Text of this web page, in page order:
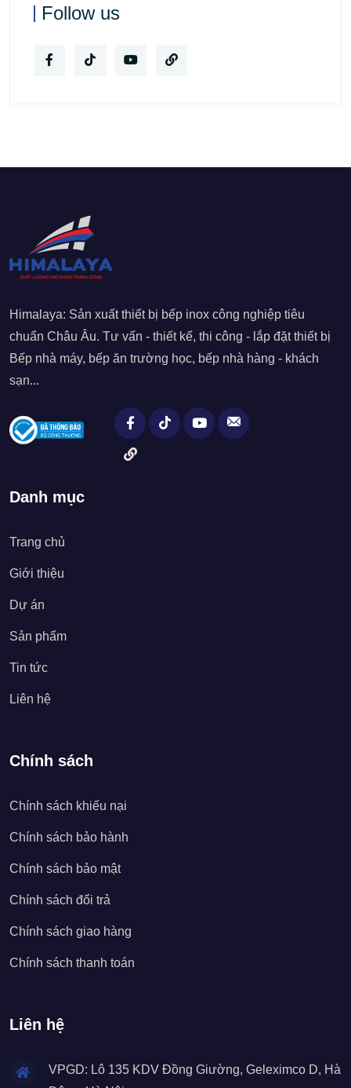
Follow us
Himalaya: Sản xuất thiết bị bếp inox công nghiệp tiêu
chuẩn Châu Âu. Tư vấn - thiết kế, thi công - lắp đặt thiết bị
Bếp nhà máy, bếp ăn trường học, bếp nhà hàng - khách
sạn...
Danh mục
Trang chủ
Giới thiệu
Dự án
Sản phẩm
Tin tức
Liên hệ
Chính sách
Chính sách khiếu nại
Chính sách bảo hành
Chính sách bảo mật
Chính sách đổi trả
Chính sách giao hàng
Chính sách thanh toán
Liên hệ
VPGD: Lô 135 KDV Đồng Giường, Geleximco D, Hà